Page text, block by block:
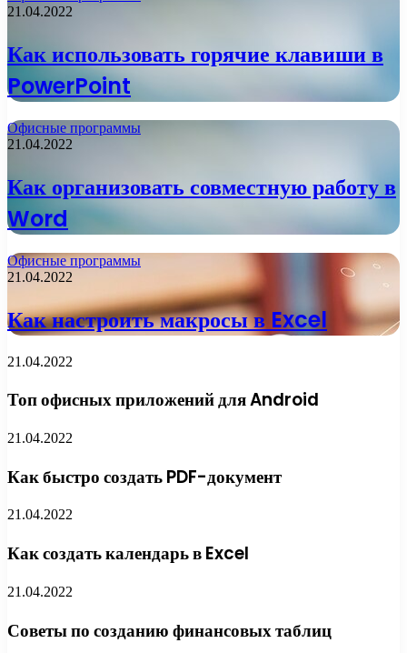
21.04.2022
Как использовать горячие клавиши в
PowerPoint
Офисные программы
21.04.2022
Как организовать совместную работу в
Word
Офисные программы
21.04.2022
Как настроить макросы в Excel
21.04.2022
Топ офисных приложений для Android
21.04.2022
Как быстро создать PDF-документ
21.04.2022
Как создать календарь в Excel
21.04.2022
Советы по созданию финансовых таблиц